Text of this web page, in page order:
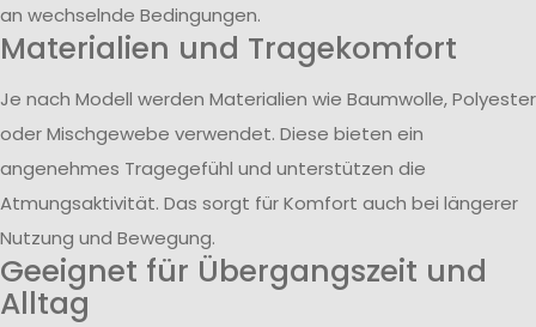
an wechselnde Bedingungen.
Materialien und Tragekomfort
Je nach Modell werden Materialien wie Baumwolle, Polyester
oder Mischgewebe verwendet. Diese bieten ein
angenehmes Tragegefühl und unterstützen die
Atmungsaktivität. Das sorgt für Komfort auch bei längerer
Nutzung und Bewegung.
Geeignet für Übergangszeit und
Alltag